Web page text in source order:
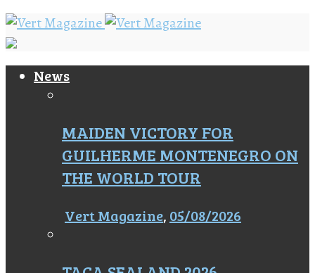
News
MAIDEN VICTORY FOR
GUILHERME MONTENEGRO ON
THE WORLD TOUR
Vert Magazine, 05/08/2026